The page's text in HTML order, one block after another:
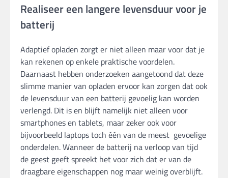
Realiseer een langere levensduur voor je
batterij
Adaptief opladen zorgt er niet alleen maar voor dat je
kan rekenen op enkele praktische voordelen.
Daarnaast hebben onderzoeken aangetoond dat deze
slimme manier van opladen ervoor kan zorgen dat ook
de levensduur van een batterij gevoelig kan worden
verlengd. Dit is en blijft namelijk niet alleen voor
smartphones en tablets, maar zeker ook voor
bijvoorbeeld laptops toch één van de meest gevoelige
onderdelen. Wanneer de batterij na verloop van tijd
de geest geeft spreekt het voor zich dat er van de
draagbare eigenschappen nog maar weinig overblijft.